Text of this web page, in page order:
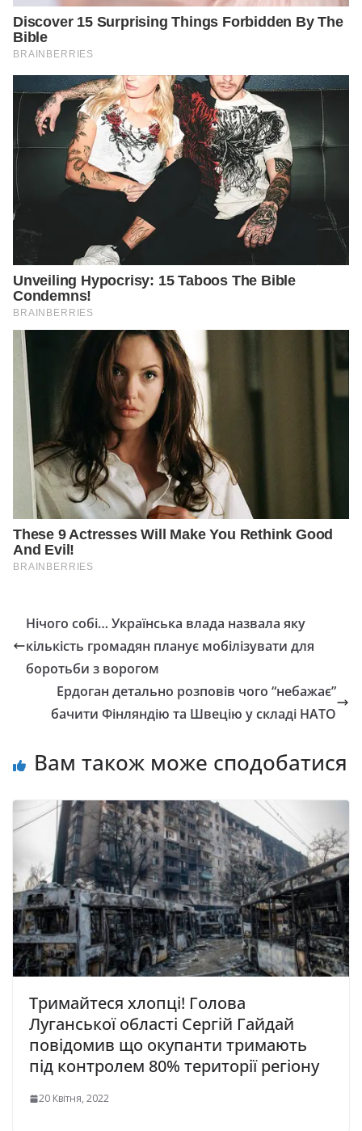
Нічого собі… Українська влада назвала яку
кількість громадян планує мобілізувати для
боротьби з ворогом
Ердоган детально розповів чого “небажає”
бачити Фінляндію та Швецію у складі НАТО
Вам також може сподобатися
Тримайтеся хлопці! Голова
Луганської області Сергій Гайдай
повідомив що окупанти тримають
під контролем 80% території регіону
20 Квітня, 2022